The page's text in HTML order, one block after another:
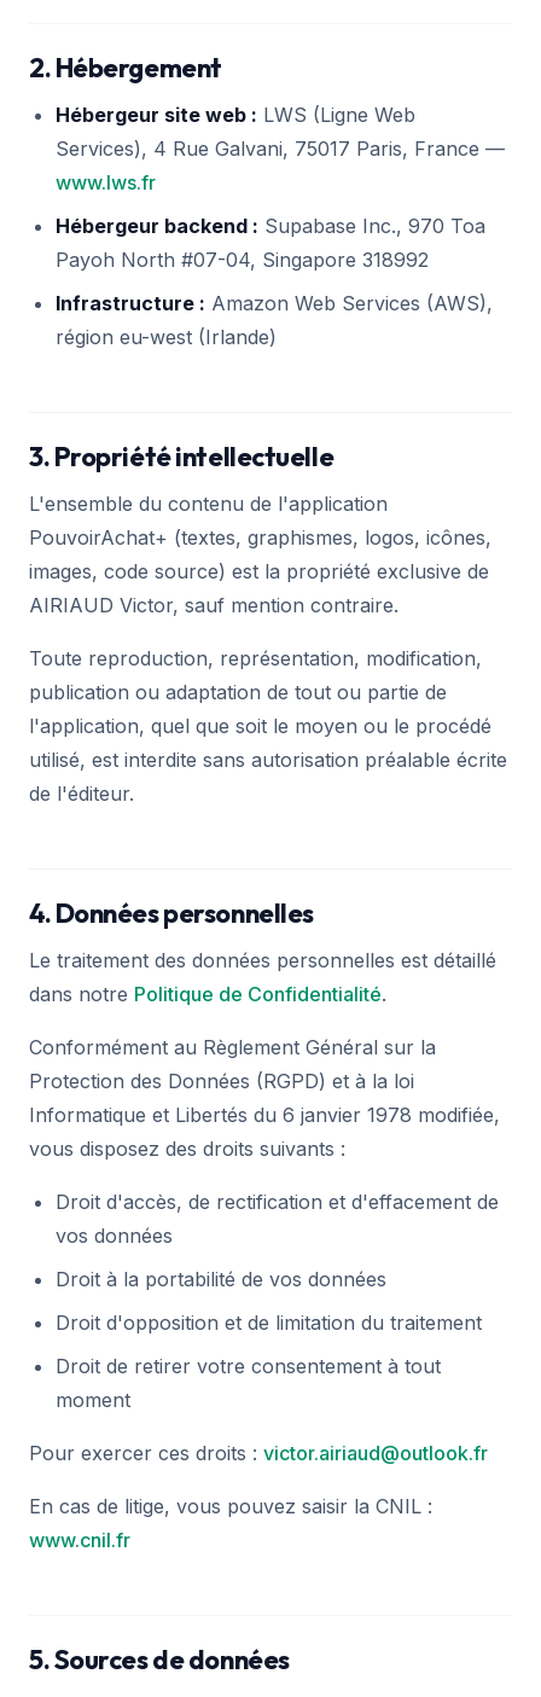
2. Hébergement
Hébergeur site web : LWS (Ligne Web
Services), 4 Rue Galvani, 75017 Paris, France —
www.lws.fr
Hébergeur backend : Supabase Inc., 970 Toa
Payoh North #07-04, Singapore 318992
Infrastructure : Amazon Web Services (AWS),
région eu-west (Irlande)
3. Propriété intellectuelle
L'ensemble du contenu de l'application
PouvoirAchat+ (textes, graphismes, logos, icônes,
images, code source) est la propriété exclusive de
AIRIAUD Victor, sauf mention contraire.
Toute reproduction, représentation, modification,
publication ou adaptation de tout ou partie de
l'application, quel que soit le moyen ou le procédé
utilisé, est interdite sans autorisation préalable écrite
de l'éditeur.
4. Données personnelles
Le traitement des données personnelles est détaillé
dans notre Politique de Confidentialité.
Conformément au Règlement Général sur la
Protection des Données (RGPD) et à la loi
Informatique et Libertés du 6 janvier 1978 modifiée,
vous disposez des droits suivants :
Droit d'accès, de rectification et d'effacement de
vos données
Droit à la portabilité de vos données
Droit d'opposition et de limitation du traitement
Droit de retirer votre consentement à tout
moment
Pour exercer ces droits : victor.airiaud@outlook.fr
En cas de litige, vous pouvez saisir la CNIL :
www.cnil.fr
5. Sources de données